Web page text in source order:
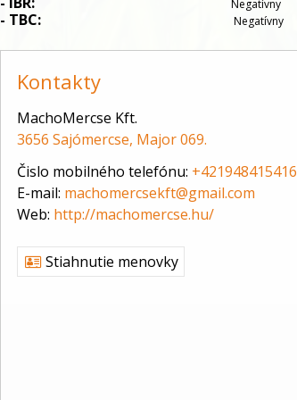
Negatívny
- TBC: Negatívny
Kontakty
MachoMercse Kft.
3656 Sajómercse, Major 069.
Čislo mobilného telefónu: +421948415416
E-mail: machomercsekft@gmail.com
Web: http://machomercse.hu/
Stiahnutie menovky